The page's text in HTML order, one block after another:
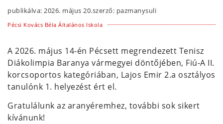
publikálva: 2026. május 20.szerző: pazmanysuli
Pécsi Kovács Béla Általános Iskola
A 2026. május 14-én Pécsett megrendezett Tenisz
Diákolimpia Baranya vármegyei döntőjében, Fiú-A II.
korcsoportos kategóriában, Lajos Emir 2.a osztályos
tanulónk 1. helyezést ért el.
Gratulálunk az aranyéremhez, további sok sikert
kívánunk!